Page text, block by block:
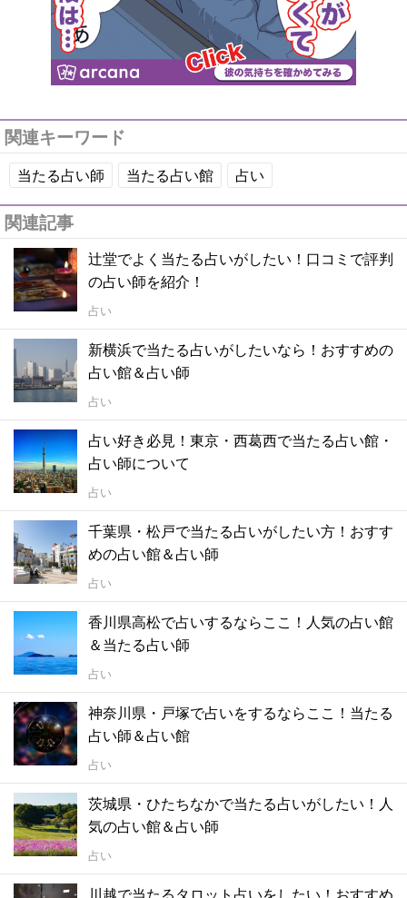
関連キーワード
当たる占い師 当たる占い館 占い
関連記事
辻堂でよく当たる占いがしたい！口コミで評判
の占い師を紹介！
占い
新横浜で当たる占いがしたいなら！おすすめの
占い館＆占い師
占い
占い好き必見！東京・西葛西で当たる占い館・
占い師について
占い
千葉県・松戸で当たる占いがしたい方！おすす
めの占い館＆占い師
占い
香川県高松で占いするならここ！人気の占い館
＆当たる占い師
占い
神奈川県・戸塚で占いをするならここ！当たる
占い師＆占い館
占い
茨城県・ひたちなかで当たる占いがしたい！人
気の占い館＆占い師
占い